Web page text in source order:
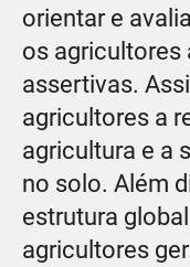
orientar e
os agricultores
assertivas.
agricultores a
agricultura e a
no solo. Além
estrutura
agricultores